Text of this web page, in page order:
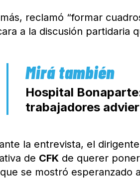
reclamó “formar
a la discusión partidaria
Hospital
trabajadores
la entrevista, el
de CFK de querer
se mostró esperanzado